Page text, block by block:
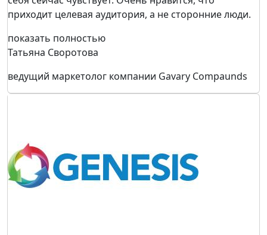
приходит целевая аудитория, а не сторонние люди.
показать полностью
Татьяна Своротова
ведущий маркетолог компании Gavary Compaunds